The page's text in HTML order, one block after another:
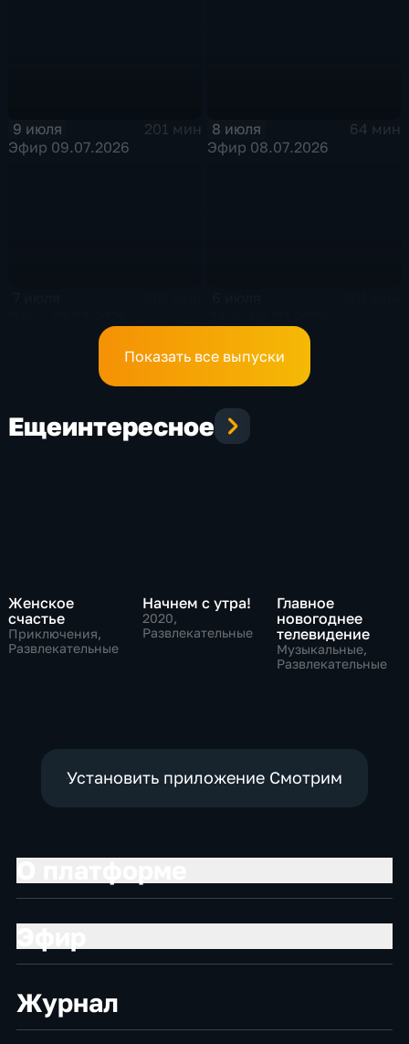
9 июля
201 мин
Эфир 09.07.2026
8 июля
64 мин
Эфир 08.07.2026
Показать все выпуски
Ещеинтересное
Женское
счастье
Приключения,
Развлекательные
Начнем с утра!
2020,
Развлекательные
Главное
новогоднее
телевидение
Музыкальные,
Развлекательные
Установить приложение Смотрим
Журнал